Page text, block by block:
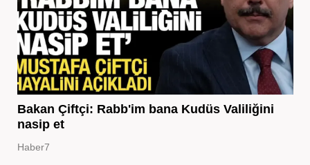
Bakan Çiftçi: Rabb'im bana Kudüs Valiliğini
nasip et
Haber7